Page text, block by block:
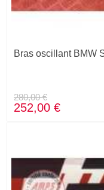
Bras oscillant BMW
280,00 €
252,00 €